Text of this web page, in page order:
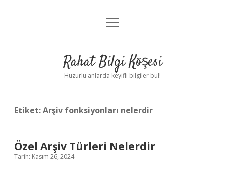
Anasayfa
Yasal Uyarı
menüyü
Rahat Bilgi Köşesi
Huzurlu anlarda keyifli bilgiler bul!
Etiket:Arşiv fonksiyonları nelerdir
Özel Arşiv Türleri Nelerdir
Tarih: Kasım 26, 2024